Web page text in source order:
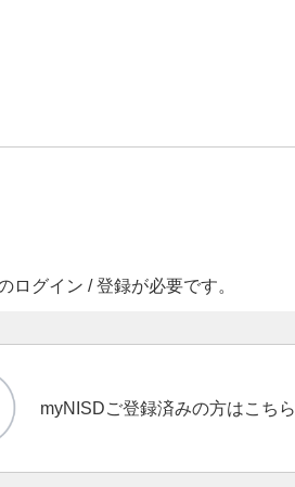
グイン / 登録が必要です。
myNISDご登録済みの方はこちら